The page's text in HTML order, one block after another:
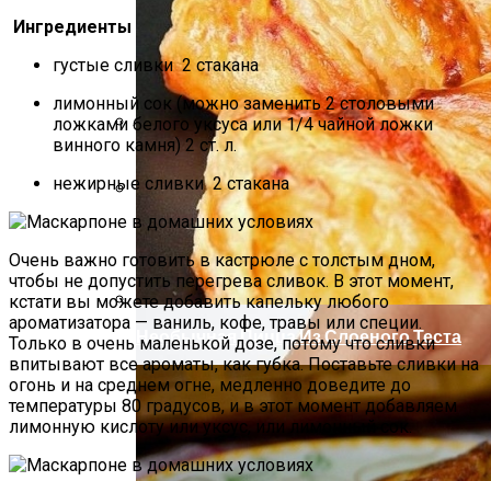
Как Повторно Использовать Воду
После Варки Риса
Секреты Обворожительного Макияжа
Необычная Пицца Из Слоеного Теста
Ингредиенты
густые сливки 2 стакана
лимонный сок (можно заменить 2 столовыми
ложками белого уксуса или 1/4 чайной ложки
винного камня) 2 ст. л.
нежирные сливки 2 стакана
Очень важно готовить в кастрюле с толстым дном,
чтобы не допустить перегрева сливок. В этот момент,
кстати вы можете добавить капельку любого
ароматизатора — ваниль, кофе, травы или специи.
Только в очень маленькой дозе, потому что сливки
впитывают все ароматы, как губка. Поставьте сливки на
огонь и на среднем огне, медленно доведите до
температуры 80 градусов, и в этот момент добавляем
лимонную кислоту или уксус, или лимонный сок.